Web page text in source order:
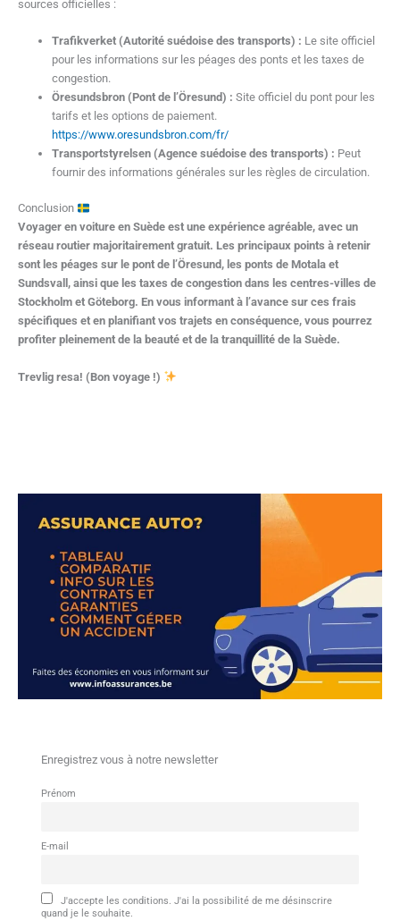
sources officielles :
Trafikverket (Autorité suédoise des transports) : Le site officiel
pour les informations sur les péages des ponts et les taxes de
congestion.
Öresundsbron (Pont de l’Öresund) : Site officiel du pont pour les
tarifs et les options de paiement.
https://www.oresundsbron.com/fr/
Transportstyrelsen (Agence suédoise des transports) : Peut
fournir des informations générales sur les règles de circulation.
Conclusion
Voyager en voiture en Suède est une expérience agréable, avec un
réseau routier majoritairement gratuit. Les principaux points à retenir
sont les péages sur le pont de l’Öresund, les ponts de Motala et
Sundsvall, ainsi que les taxes de congestion dans les centres-villes de
Stockholm et Göteborg. En vous informant à l’avance sur ces frais
spécifiques et en planifiant vos trajets en conséquence, vous pourrez
profiter pleinement de la beauté et de la tranquillité de la Suède.
Trevlig resa! (Bon voyage !)
Enregistrez vous à notre newsletter
Prénom
E-mail
J'accepte les conditions. J'ai la possibilité de me désinscrire
quand je le souhaite.